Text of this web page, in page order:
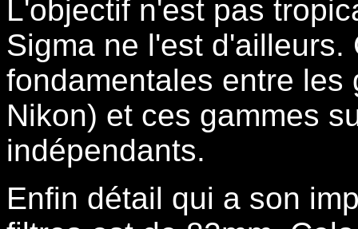
L'objectif n'est pas
Sigma ne l'est
fondamentales entre les
Nikon) et ces gammes
indépendants.
Enfin détail qui a son